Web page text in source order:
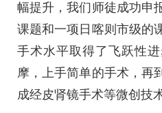
幅提升，我们师徒成功申
课题和一项日喀则市级的
手术水平取得了飞跃性
摩，上手简单的手术，再
成经皮肾镜手术等微创技